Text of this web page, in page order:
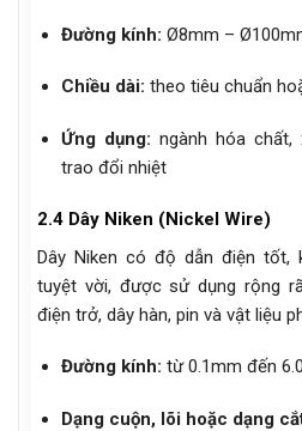
Đường kính: Ø8mm –
Chiều dài: theo tiêu chuẩn
Ứng dụng: ngành hóa
trao đổi nhiệt
2.4 Dây Niken (Nickel Wire)
Dây Niken có độ dẫn điện tốt,
tuyệt vời, được sử dụng rộng
điện trở, dây hàn, pin và vật liệu
Đường kính: từ 0.1mm đến
Dạng cuộn, lõi hoặc dạng